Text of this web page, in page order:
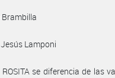
Lamponi
se diferencia de las